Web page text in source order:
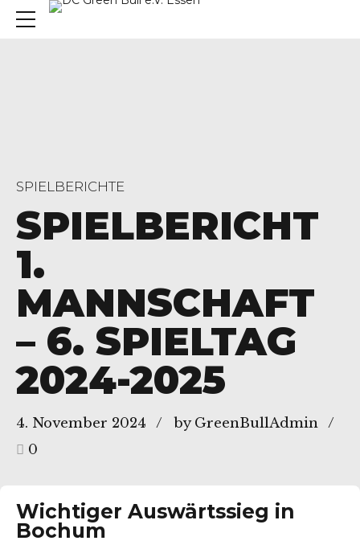
Essen
SPIELBERICHTE
SPIELBERICHT
1.
MANNSCHAFT
– 6. SPIELTAG
2024-2025
4. November 2024
by GreenBullAdmin
0
Wichtiger Auswärtssieg in
Bochum